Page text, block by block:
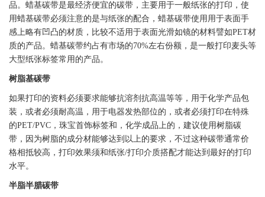
品。蜡基碳带是最经济便宜的碳带 ，主要用于一般纸张的打印，使
用蜡基碳带必须注意的是与纸张的配合，蜡基碳带使用用于表面手
感上略有凹凸的材质，比较不适用于表面光滑如镜的材料譬如PET材
质的产品。蜡基碳带约占有市场的70%左右份额，是一般打印麦头等
大型纸张标签常用的产品。
树脂基碳带
如果打印的资料必须要求能够抗溶剂抗高温等等，用于化学产品包
装，或者必须耐高温，用于电器发热部位的，或者必须打印在特殊
的PET/PVC ，珠宝首饰标签和，化学成品上的，建议使用树脂碳
带 ，因为树脂的成分材能够达到以上的要求，不过这种碳带通常价
格相抵较高，打印效果须和纸张/打印介质搭配才能达到最好的打印
水平。
半脂半腊碳带